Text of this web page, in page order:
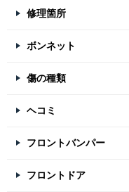
修理箇所
ボンネット
傷の種類
ヘコミ
フロントバンパー
フロントドア